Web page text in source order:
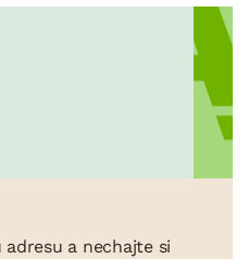
a nechajte si